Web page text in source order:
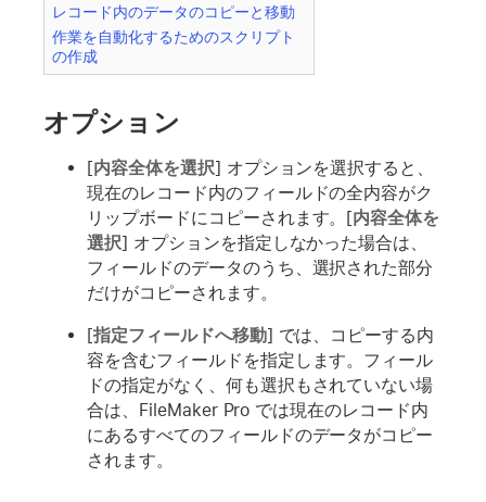
レコード内のデータのコピーと移動
作業を自動化するためのスクリプト
の作成
オプション
[内容全体を選択] オプションを選択すると、
現在のレコード内のフィールドの全内容がク
リップボードにコピーされます。[内容全体を
選択] オプションを指定しなかった場合は、
フィールドのデータのうち、選択された部分
だけがコピーされます。
[指定フィールドへ移動] では、コピーする内
容を含むフィールドを指定します。フィール
ドの指定がなく、何も選択もされていない場
合は、FileMaker Pro では現在のレコード内
にあるすべてのフィールドのデータがコピー
されます。